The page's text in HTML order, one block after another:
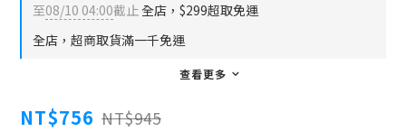
至08/10 04:00截止全店，$299超取免運
全店，超商取貨滿一千免運
查看更多
NT$756 NT$945